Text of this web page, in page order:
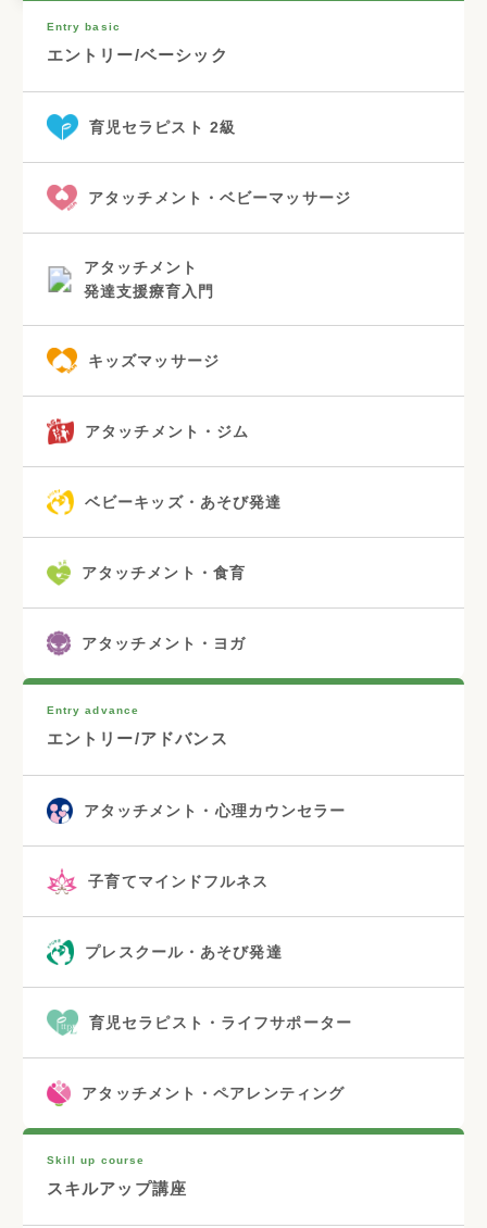
Entry basic
エントリー/ベーシック
育児セラピスト 2級
アタッチメント・ベビーマッサージ
アタッチメント
発達支援療育入門
キッズマッサージ
アタッチメント・ジム
ベビーキッズ・あそび発達
アタッチメント・食育
アタッチメント・ヨガ
Entry advance
エントリー/アドバンス
アタッチメント・心理カウンセラー
子育てマインドフルネス
プレスクール・あそび発達
育児セラピスト・ライフサポーター
アタッチメント・ペアレンティング
Skill up course
スキルアップ講座